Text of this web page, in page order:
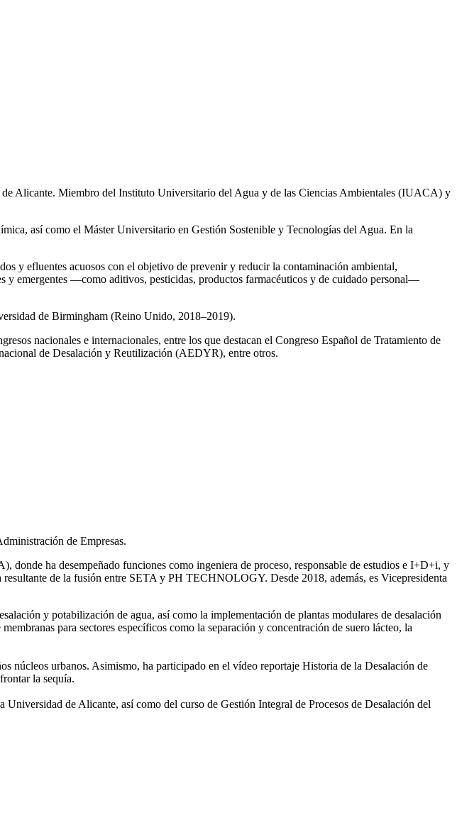
Alicante. Miembro del Instituto Universitario del Agua y de las Ciencias Ambientales (IUACA) y
así como el Máster Universitario en Gestión Sostenible y Tecnologías del Agua. En la
y efluentes acuosos con el objetivo de prevenir y reducir la contaminación ambiental,
y emergentes —como aditivos, pesticidas, productos farmacéuticos y de cuidado personal—
de Birmingham (Reino Unido, 2018–2019).
nacionales e internacionales, entre los que destacan el Congreso Español de Tratamiento de
de Desalación y Reutilización (AEDYR), entre otros.
de Empresas.
donde ha desempeñado funciones como ingeniera de proceso, responsable de estudios e I+D+i, y
de la fusión entre SETA y PH TECHNOLOGY. Desde 2018, además, es Vicepresidenta
y potabilización de agua, así como la implementación de plantas modulares de desalación
membranas para sectores específicos como la separación y concentración de suero lácteo, la
núcleos urbanos. Asimismo, ha participado en el vídeo reportaje Historia de la Desalación de
la sequía.
Universidad de Alicante, así como del curso de Gestión Integral de Procesos de Desalación del